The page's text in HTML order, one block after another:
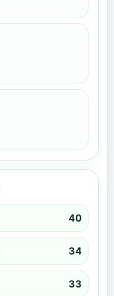
40
34
33